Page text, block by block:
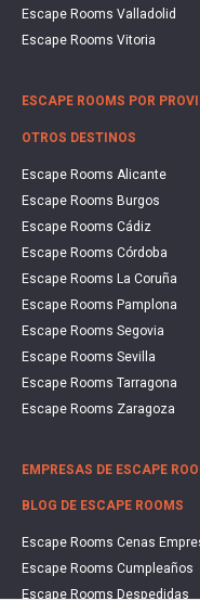
Escape Rooms Valladolid
Escape Rooms Vitoria
ESCAPE ROOMS POR
OTROS DESTINOS
Escape Rooms Alicante
Escape Rooms Burgos
Escape Rooms Cádiz
Escape Rooms Córdoba
Escape Rooms La Coruña
Escape Rooms Pamplona
Escape Rooms Segovia
Escape Rooms Sevilla
Escape Rooms Tarragona
Escape Rooms Zaragoza
EMPRESAS DE ESCAPE
BLOG DE ESCAPE ROOMS
Escape Rooms Cenas
Escape Rooms Cumpleaños
Escape Rooms Despedidas